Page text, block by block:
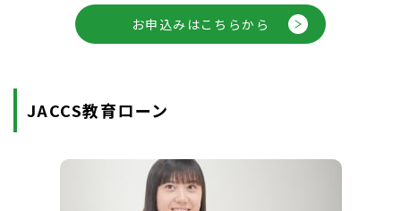
お申込みはこちらから
JACCS教育ローン